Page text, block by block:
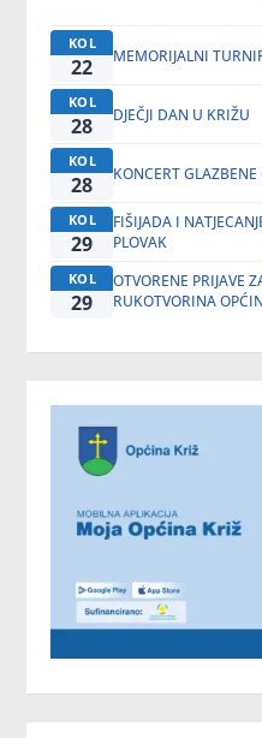
KOL
22 MEMORIJALNI
KOL
28 DJEČJI DAN U KRIŽU
KOL
28 KONCERT
KOL
29
FIŠIJADA I
PLOVAK
KOL
29
OTVORENE PRIJAVE
RUKOTVORINA